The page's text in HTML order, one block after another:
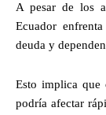
A pesar de los
Ecuador
deuda y
Esto implica que
podría afectar